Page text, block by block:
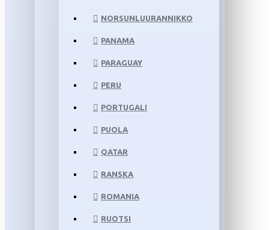
NORSUNLUURANNIKKO
PANAMA
PARAGUAY
PERU
PORTUGALI
PUOLA
QATAR
RANSKA
ROMANIA
RUOTSI